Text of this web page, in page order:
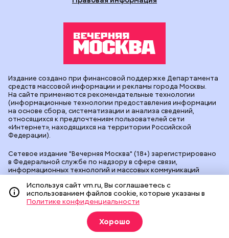
Оформить
О газете Реклама
Подписка на бумажные издания
Архив газеты
Вакансии Команда
Контакты
Правовая информация
Издание создано при финансовой поддержке Департамента
средств массовой информации и рекламы города Москвы.
На сайте применяются рекомендательные технологии
(информационные технологии предоставления информации
на основе сбора, систематизации и анализа сведений,
относящихся к предпочтениям пользователей сети
«Интернет», находящихся на территории Российской
Используя сайт vm.ru, Вы соглашаетесь с
использованием файлов cookie, которые указаны в
Политике конфиденциальности
Хорошо